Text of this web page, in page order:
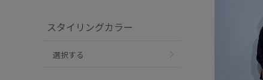
スタイリングカラー
選択する